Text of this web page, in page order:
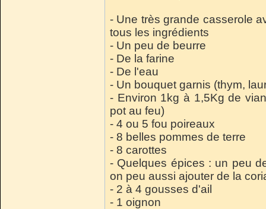
- Une très grande casserole
tous les ingrédients
- Un peu de beurre
- De la farine
- De l'eau
- Un bouquet garnis (thym,
- Environ 1kg à 1,5Kg de
pot au feu)
- 4 ou 5 fou poireaux
- 8 belles pommes de terre
- 8 carottes
- Quelques épices : un peu
on peu aussi ajouter de la
- 2 à 4 gousses d'ail
- 1 oignon